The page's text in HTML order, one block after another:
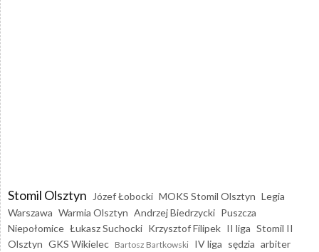
Stomil Olsztyn Józef Łobocki MOKS Stomil Olsztyn Legia
Warszawa Warmia Olsztyn Andrzej Biedrzycki Puszcza
Niepołomice Łukasz Suchocki Krzysztof Filipek II liga Stomil II
Olsztyn GKS Wikielec Bartosz Bartkowski IV liga sędzia arbiter